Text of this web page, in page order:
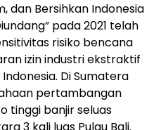
dan Bersihkan Indonesia
pada 2021 telah
risiko bencana
izin industri ekstraktif
Di Sumatera
pertambangan
tinggi banjir seluas